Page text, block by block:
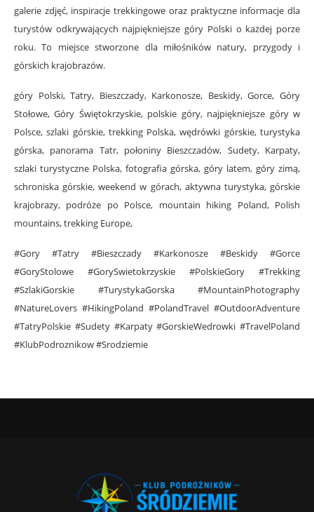
galerie zdjęć, inspiracje trekkingowe oraz praktyczne informacje dla
turystów odkrywających najpiękniejsze góry Polski o każdej porze
roku. To miejsce stworzone dla miłośników natury, przygody i
górskich krajobrazów.
góry Polski, Tatry, Bieszczady, Karkonosze, Beskidy, Gorce, Góry
Stołowe, Góry Świętokrzyskie, polskie góry, najpiękniejsze góry w
Polsce, szlaki górskie, trekking Polska, wędrówki górskie, turystyka
górska, panorama Tatr, połoniny Bieszczadów, Sudety, Karpaty,
szlaki turystyczne Polska, fotografia górska, góry latem, góry zimą,
schroniska górskie, weekend w górach, aktywna turystyka, górskie
krajobrazy, podróże po Polsce, mountain hiking Poland, Polish
mountains, trekking Europe,
#Gory #Tatry #Bieszczady #Karkonosze #Beskidy #Gorce
#GoryStolowe #GorySwietokrzyskie #PolskieGory #Trekking
#SzlakiGorskie #TurystykaGorska #MountainPhotography
#NatureLovers #HikingPoland #PolandTravel #OutdoorAdventure
#TatryPolskie #Sudety #Karpaty #GorskieWedrowki #TravelPoland
#KlubPodroznikow #Srodziemie